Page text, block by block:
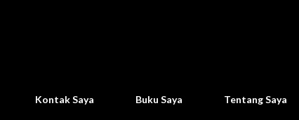
Kontak Saya Buku Saya Tentang Saya